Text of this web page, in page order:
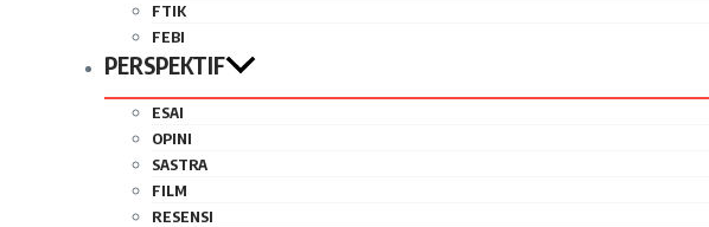
FTIK
FEBI
PERSPEKTIF
ESAI
OPINI
SASTRA
FILM
RESENSI